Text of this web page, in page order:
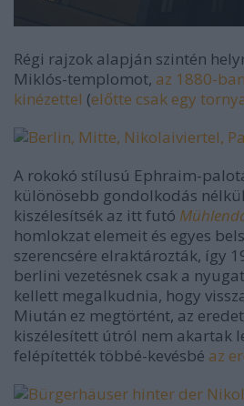
Régi rajzok alapján szintén
Miklós-templomot, az 1880-
kinézettel (előtte csak egy
A rokokó stílusú Ephraim-
különösebb gondolkodás
kiszélesítsék az itt futó
homlokzat elemeit és egyes
szerencsére elraktározták, így
berlini vezetésnek csak a
kellett megalkudnia, hogy
Miután ez megtörtént, az
kiszélesített útról nem akartak
felépítették többé-kevésbé az